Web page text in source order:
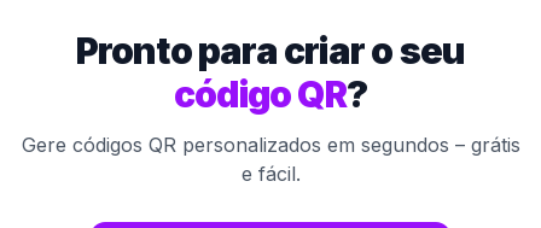
Pronto para criar o seu
código QR?
Gere códigos QR personalizados em segundos – grátis
e fácil.